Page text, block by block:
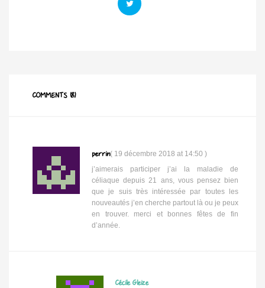
COMMENTS (8)
perrin( 19 décembre 2018 at 14:50 )
j’aimerais participer j’ai la maladie de
céliaque depuis 21 ans, vous pensez bien
que je suis très intéressée par toutes les
nouveautés j’en cherche partout là ou je peux
en trouver. merci et bonnes fêtes de fin
d’année.
Cécile Gleize